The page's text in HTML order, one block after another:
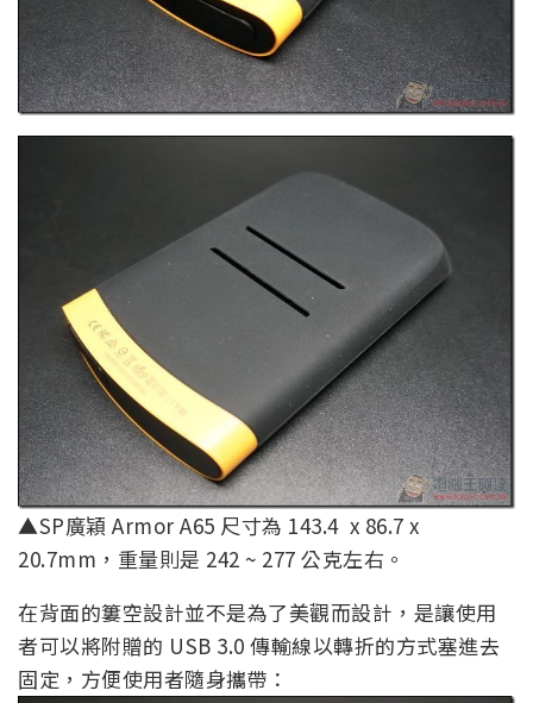
▲SP廣穎 Armor A65 尺寸為 143.4 x 86.7 x
20.7mm，重量則是 242 ~ 277 公克左右。
在背面的簍空設計並不是為了美觀而設計，是讓使用
者可以將附贈的 USB 3.0 傳輸線以轉折的方式塞進去
固定，方便使用者隨身攜帶：